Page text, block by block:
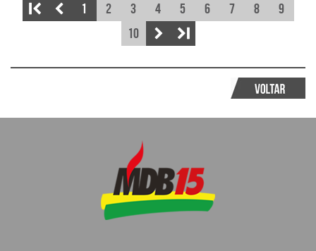
1 2 3 4 5 6 7 8
9
10